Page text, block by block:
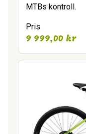
MTBs kontroll.
Pris
9 999,00 kr